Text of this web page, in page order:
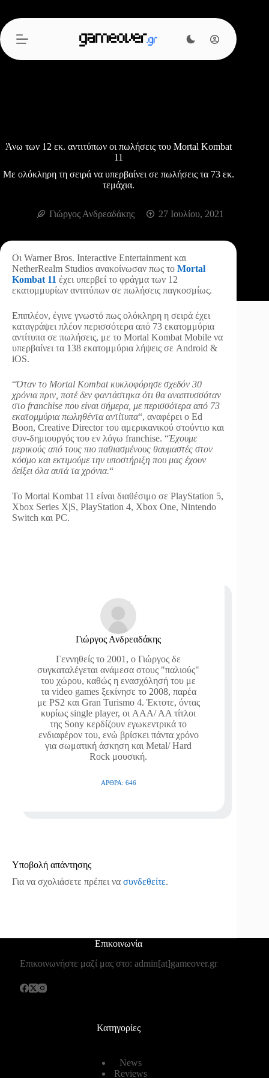
περιεχόμενο
Άνω των 12 εκ. αντιτύπων οι πωλήσεις του Mortal Kombat
11
Με ολόκληρη τη σειρά να υπερβαίνει σε πωλήσεις τα 73 εκ.
τεμάχια.
Γιώργος Ανδρεαδάκης 27 Ιουλίου, 2021
Οι Warner Bros. Interactive Entertainment και
NetherRealm Studios ανακοίνωσαν πως το Mortal
Kombat 11 έχει υπερβεί το φράγμα των 12
εκατομμυρίων αντιτύπων σε πωλήσεις παγκοσμίως.
Επιπλέον, έγινε γνωστό πως ολόκληρη η σειρά έχει
καταγράψει πλέον περισσότερα από 73 εκατομμύρια
αντίτυπα σε πωλήσεις, με το Mortal Kombat Mobile να
υπερβαίνει τα 138 εκατομμύρια λήψεις σε Android &
iOS.
“Όταν το Mortal Kombat κυκλοφόρησε σχεδόν 30
χρόνια πριν, ποτέ δεν φαντάστηκα ότι θα αναπτυσσόταν
στο franchise που είναι σήμερα, με περισσότερα από 73
εκατομμύρια πωληθέντα αντίτυπα“, αναφέρει ο Ed
Boon, Creative Director του αμερικανικού στούντιο και
συν-δημιουργός του εν λόγω franchise. “Έχουμε
μερικούς από τους πιο παθιασμένους θαυμαστές στον
κόσμο και εκτιμούμε την υποστήριξη που μας έχουν
δείξει όλα αυτά τα χρόνια.“
Το Mortal Kombat 11 είναι διαθέσιμο σε PlayStation 5,
Xbox Series X|S, PlayStation 4, Xbox One, Nintendo
Switch και PC.
Γιώργος Ανδρεαδάκης
Γεννηθείς το 2001, ο Γιώργος δε
συγκαταλέγεται ανάμεσα στους "παλιούς"
του χώρου, καθώς η ενασχόλησή του με
τα video games ξεκίνησε το 2008, παρέα
με PS2 και Gran Turismo 4. Έκτοτε, όντας
κυρίως single player, οι AAA/ AA τίτλοι
της Sony κερδίζουν εγωκεντρικά το
ενδιαφέρον του, ενώ βρίσκει πάντα χρόνο
για σωματική άσκηση και Metal/ Hard
Rock μουσική.
ΆΡΘΡΑ: 646
Υποβολή απάντησης
Για να σχολιάσετε πρέπει να συνδεθείτε.
Επικοινωνία
Επικοινωνήστε μαζί μας στο: admin[at]gameover.gr
Κατηγορίες
News
Reviews